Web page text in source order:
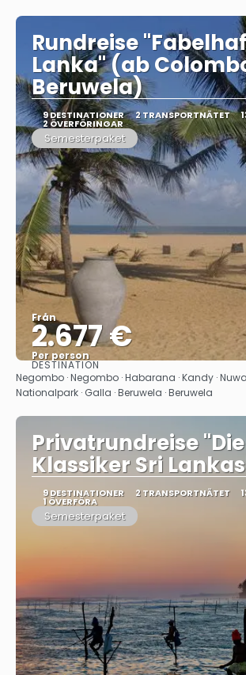
Rundreise
Lanka" (ab
Beruwela)
9 DESTINATIONER 2 TRANSPORTNÄTET
2 ÖVERFÖRINGAR
Semesterpaket
Från
2.677 €
Per person
Se
DESTINATION
Negombo · Negombo · Habarana · Kandy ·
Nationalpark · Galla · Beruwela · Beruwela
Privatrundreise "Die
Klassiker Sri
9 DESTINATIONER 2 TRANSPORTNÄTET
1 ÖVERFÖRA
Semesterpaket